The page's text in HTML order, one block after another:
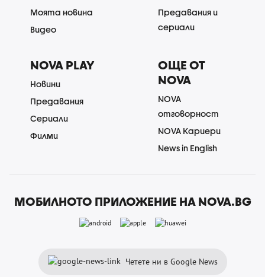
Моята новина
Видео
Предавания и
сериали
NOVA PLAY
Новини
Предавания
Сериали
Филми
ОЩЕ ОТ
NOVA
NOVA
отговорност
NOVA Кариери
News in English
МОБИЛНОТО ПРИЛОЖЕНИЕ НА NOVA.BG
Четете ни в Google News